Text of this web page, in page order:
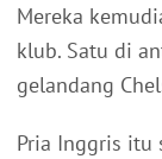
Mereka
klub. Satu di
gelandang
Pria Inggris itu